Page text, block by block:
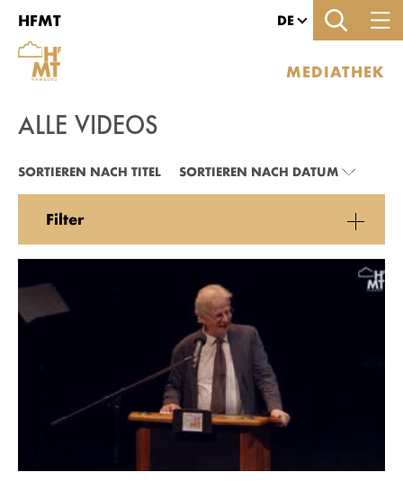
Zu den Filtern
Zur Metanavigation
Zur Hauptnavigation
Zur Suche
Zum Inhalt
Zum Seitenfuss
HFMT DE
MEDIATHEK
ALLE VIDEOS
ALLE VIDEOS
SORTIEREN NACH TITEL SORTIEREN NACH DATUM
Filter